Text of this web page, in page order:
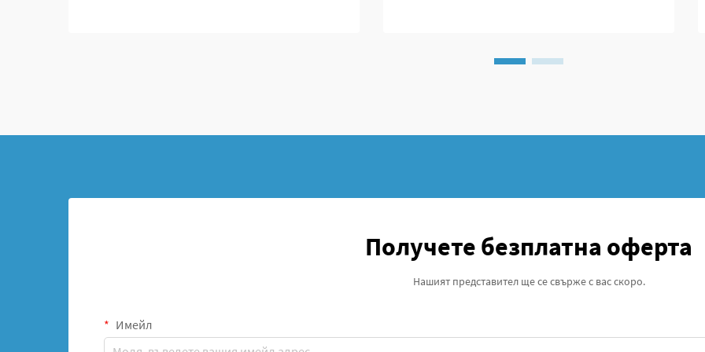
децата, получили диагноза с мускулно-
Получете безплатна оферта
Нашият представител ще се свърже с вас скоро.
Имейл